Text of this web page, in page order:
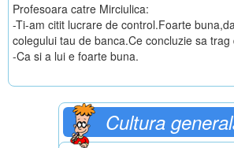
Profesoara catre Mirciulica:
-Ti-am citit lucrare de control.Foarte
colegului tau de banca.Ce concluzie sa trag
-Ca si a lui e foarte buna.
Cultura